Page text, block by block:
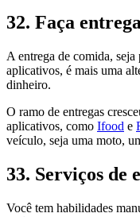
32. Faça
A entrega de comida,
aplicativos, é mais uma
dinheiro.
O ramo de entregas
aplicativos, como Ifood e
veículo, seja uma moto,
33. Serviços de
Você tem habilidades